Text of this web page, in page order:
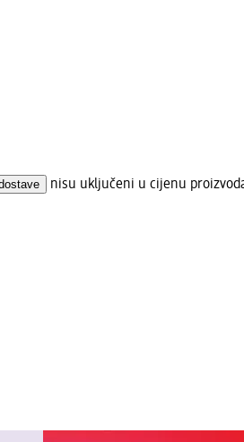
nisu uključeni u cijenu